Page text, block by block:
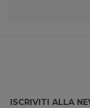
ISCRIVITI ALLA